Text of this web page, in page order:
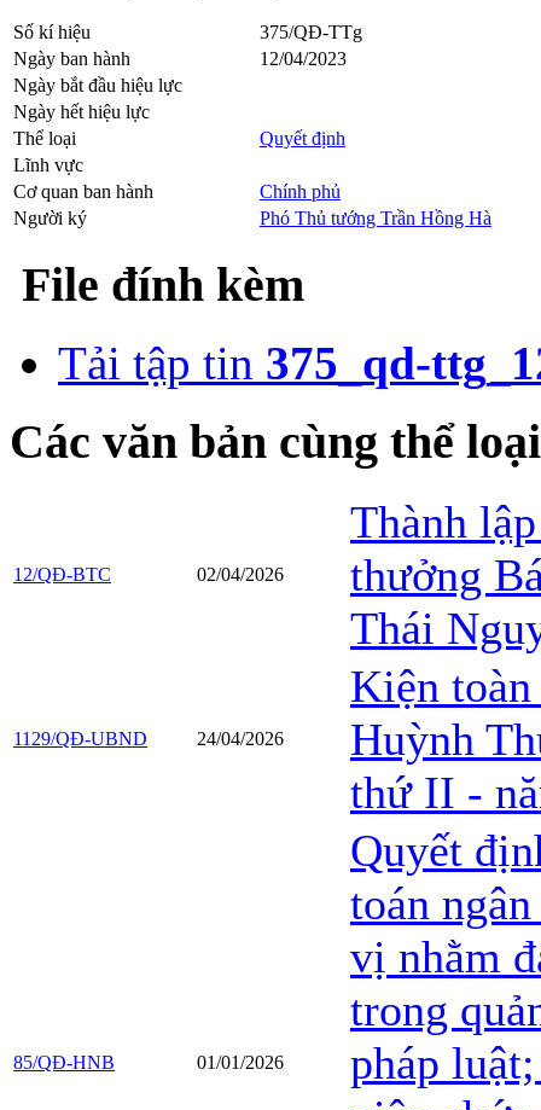
Số kí hiệu
375/QĐ-TTg
Ngày ban hành
12/04/2023
Ngày bắt đầu hiệu lực
Ngày hết hiệu lực
Thể loại
Quyết định
Lĩnh vực
Cơ quan ban hành
Chính phủ
Người ký
Phó Thủ tướng Trần Hồng Hà
File đính kèm
Tải tập tin 375_qd-
Các văn bản cùng thể
12/QĐ-BTC 02/04/2026
Thành
thưởng
Thái
1129/QĐ-UBND 24/04/2026
Kiện
Huỳnh
thứ II -
85/QĐ-HNB 01/01/2026
Quyết
toán
vị nhằm
trong
pháp